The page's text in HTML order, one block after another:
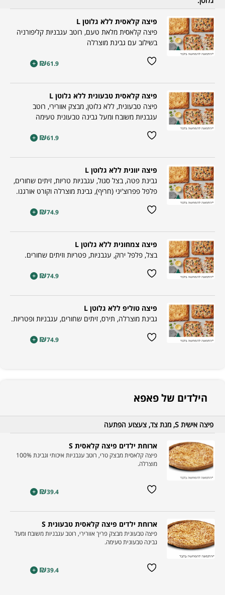
פיצה קלאסית ללא גלוטן L
פיצה קלאסית מלאת טעם, רוטב עגבניות קליפורניה
בשילוב עם גבינת מוצרלה
₪61.9
+
פיצה קלאסית טבעונית ללא גלוטן L
פיצה טבעונית, ללא גלוטן, מבצק אוורירי, רוטב
עגבניות משובח ומעל גבינה טבעונית טעימה
₪61.9
+
פיצה יוונית ללא גלוטן L
גבינת פטה, בצל סגול, עגבניות טריות, זיתים שחורים,
פלפל פפרוצ'יני (חריף), גבינת מוצרלה וקורט אורגנו.
₪74.9
+
פיצה צמחונית ללא גלוטן L
בצל, פלפל ירוק, עגבניות, פטריות וזיתים שחורים.
₪74.9
+
פיצה טוליפ ללא גלוטן L
גבינת מוצרלה, תירס, זיתים שחורים, עגבניות ופטריות.
₪74.9
+
הילדים של פאפא
פיצה אישית S, מנת צד, צעצוע הפתעה
ארוחת ילדים פיצה קלאסית S
פיצה קלאסית מבצק טרי, רוטב עגבניות איכותי וגבינת 100%
מוצרלה.
₪39.4
+
ארוחת ילדים פיצה קלאסית טבעונית S
פיצה טבעונית מבצק פריך אוורירי, רוטב עגבניות משובח ומעל
גבינה טבעונית טעימה.
₪39.4
+